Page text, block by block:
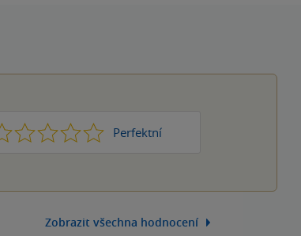
1 2 3 4 Perfektní
5
Zobrazit všechna hodnocení